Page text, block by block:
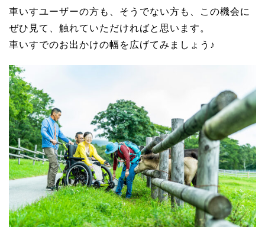
車いすユーザーの方も、そうでない方も、この機会に
ぜひ見て、触れていただければと思います。
車いすでのお出かけの幅を広げてみましょう♪